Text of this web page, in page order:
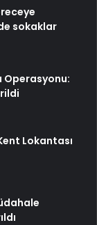
sokaklar
Operasyonu:
Lokantası